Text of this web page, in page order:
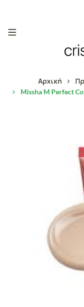
Αρχική
Missha M Perfect